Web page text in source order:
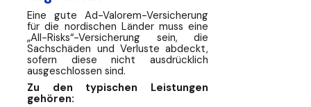
Eine gute Ad-Valorem-Versicherung
für die nordischen Länder muss eine
„All-Risks“-Versicherung sein, die
Sachschäden und Verluste abdeckt,
sofern diese nicht ausdrücklich
ausgeschlossen sind.
Zu den typischen Leistungen
gehören: